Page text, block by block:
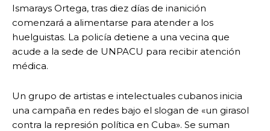
Ismarays Ortega, tras diez días de inanición
comenzará a alimentarse para atender a los
huelguistas. La policía detiene a una vecina que
acude a la sede de UNPACU para recibir atención
médica.
Un grupo de artistas e intelectuales cubanos inicia
una campaña en redes bajo el slogan de «un girasol
contra la represión política en Cuba». Se suman